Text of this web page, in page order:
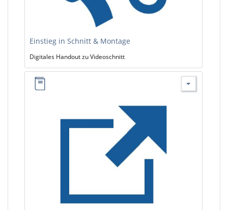
Einstieg in Schnitt & Montage
Digitales Handout zu Videoschnitt